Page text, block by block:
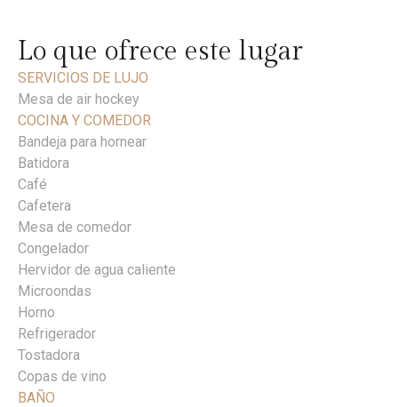
Lo que ofrece este lugar
SERVICIOS DE LUJO
Mesa de air hockey
COCINA Y COMEDOR
Bandeja para hornear
Batidora
Café
Cafetera
Mesa de comedor
Congelador
Hervidor de agua caliente
Microondas
Horno
Refrigerador
Tostadora
Copas de vino
BAÑO